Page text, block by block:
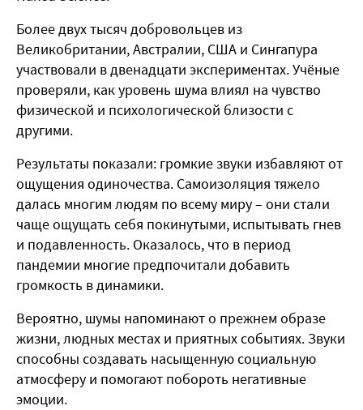
Более двух тысяч добровольцев из
Великобритании, Австралии, США и Сингапура
участвовали в двенадцати экспериментах. Учёные
проверяли, как уровень шума влиял на чувство
физической и психологической близости с
другими.
Результаты показали: громкие звуки избавляют от
ощущения одиночества. Самоизоляция тяжело
далась многим людям по всему миру – они стали
чаще ощущать себя покинутыми, испытывать гнев
и подавленность. Оказалось, что в период
пандемии многие предпочитали добавить
громкость в динамики.
Вероятно, шумы напоминают о прежнем образе
жизни, людных местах и приятных событиях. Звуки
способны создавать насыщенную социальную
атмосферу и помогают побороть негативные
эмоции.